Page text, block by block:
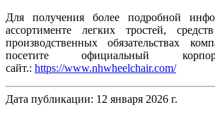
Для получения более подробной
ассортименте легких тростей,
производственных обязательствах
посетите официальный
сайт.: https://www.nhwheelchair.com/
Дата публикации: 12 января 2026 г.